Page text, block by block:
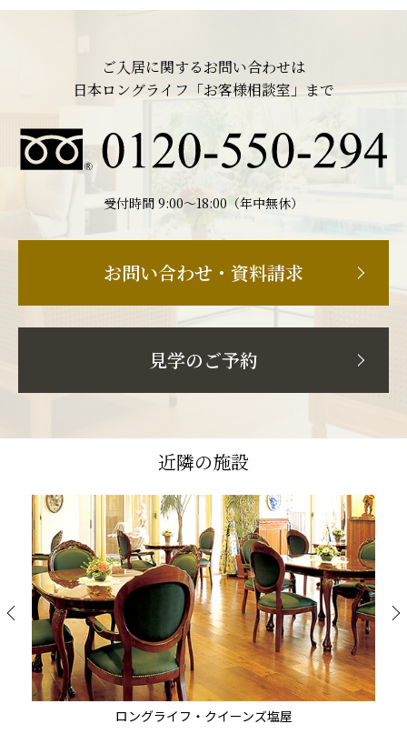
ご入居に関するお問い合わせは
日本ロングライフ「お客様相談室」まで
受付時間 9:00〜18:00（年中無休）
お問い合わせ・資料請求
見学のご予約
近隣の施設
ロングライフ・クイーンズ塩屋